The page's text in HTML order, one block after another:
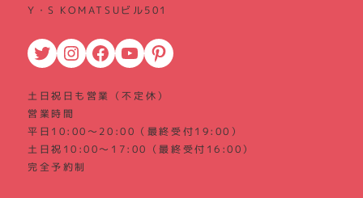
Y・S KOMATSUビル501
Twitter Instagram Facebook YouTube Pinterest
土日祝日も営業（不定休）
営業時間
平日10:00～20:00（最終受付19:00）
土日祝10:00～17:00（最終受付16:00）
完全予約制